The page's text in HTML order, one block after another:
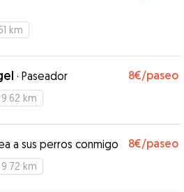
km
· Paseador 8€/paseo
km
a sus perros conmigo 8€/paseo
km